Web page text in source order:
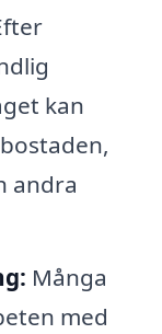
kan
andra
Många
med